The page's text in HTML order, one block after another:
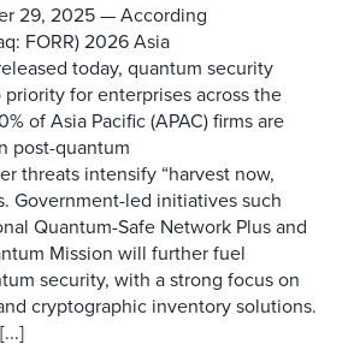
29, 2025 — According
FORR) 2026 Asia
today, quantum security
for enterprises across the
of Asia Pacific (APAC) firms are
post-quantum
threats intensify “harvest now,
Government-led initiatives such
Quantum-Safe Network Plus and
Mission will further fuel
security, with a strong focus on
cryptographic inventory solutions.